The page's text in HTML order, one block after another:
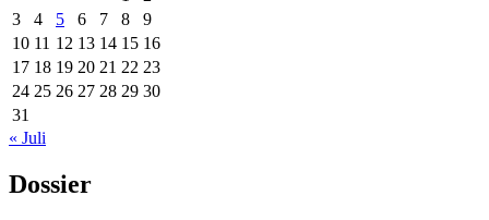
3
4 5 6 7 8
9
10 11 12 13 14 15 16
17 18 19 20 21 22 23
24 25 26 27 28 29 30
31
« Juli
Dossier